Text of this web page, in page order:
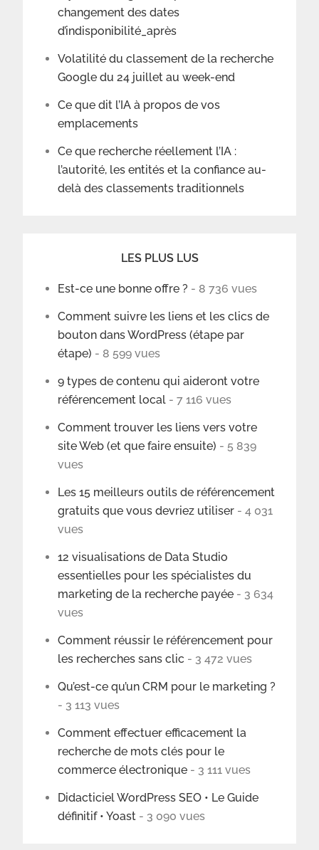
changement des dates
d’indisponibilité_après
Volatilité du classement de la recherche
Google du 24 juillet au week-end
Ce que dit l’IA à propos de vos
emplacements
Ce que recherche réellement l’IA :
l’autorité, les entités et la confiance au-
delà des classements traditionnels
LES PLUS LUS
Est-ce une bonne offre ? - 8 736 vues
Comment suivre les liens et les clics de
bouton dans WordPress (étape par
étape) - 8 599 vues
9 types de contenu qui aideront votre
référencement local - 7 116 vues
Comment trouver les liens vers votre
site Web (et que faire ensuite) - 5 839
vues
Les 15 meilleurs outils de référencement
gratuits que vous devriez utiliser - 4 031
vues
12 visualisations de Data Studio
essentielles pour les spécialistes du
marketing de la recherche payée - 3 634
vues
Comment réussir le référencement pour
les recherches sans clic - 3 472 vues
Qu’est-ce qu’un CRM pour le marketing ?
- 3 113 vues
Comment effectuer efficacement la
recherche de mots clés pour le
commerce électronique - 3 111 vues
Didacticiel WordPress SEO • Le Guide
définitif • Yoast - 3 090 vues